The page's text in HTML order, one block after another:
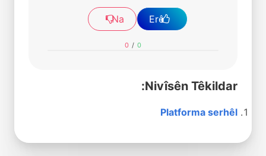
Erê
Na
0
/
0
Nivîsên Têkildar:
Platforma serhêl